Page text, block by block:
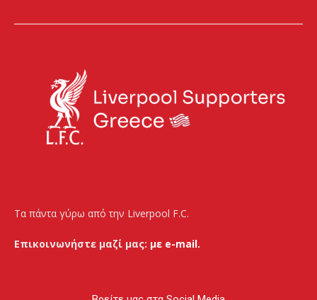
Τα πάντα γύρω από την Liverpool F.C.
Επικοινωνήστε μαζί μας: με e-mail.